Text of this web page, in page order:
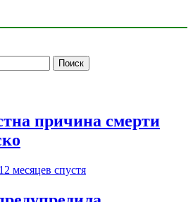
причина смерти
12 месяцев спустя